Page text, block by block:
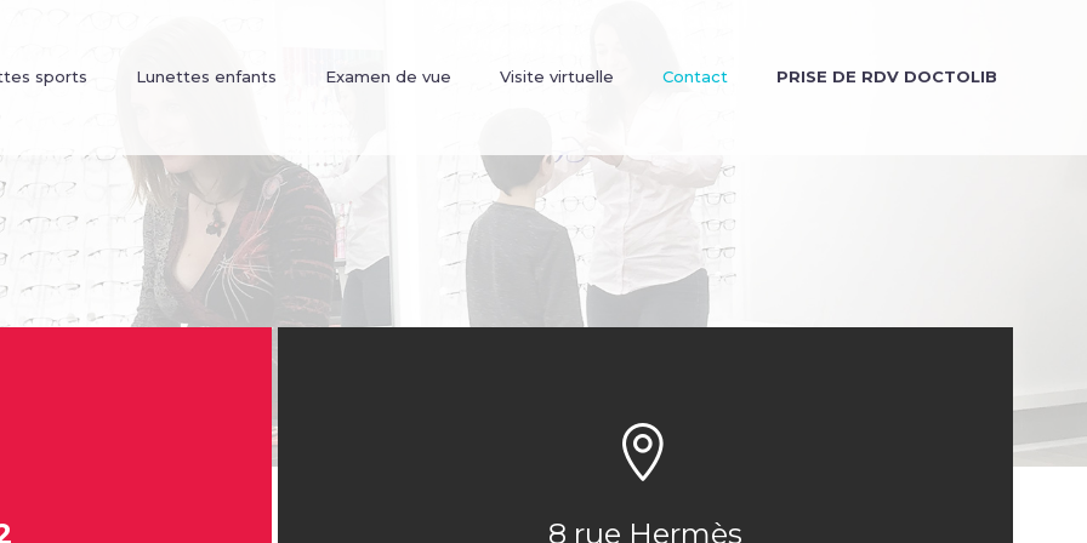
sports Lunettes enfants Examen de vue Visite virtuelle Contact PRISE DE RDV DOCTOLIB


8 rue Hermès